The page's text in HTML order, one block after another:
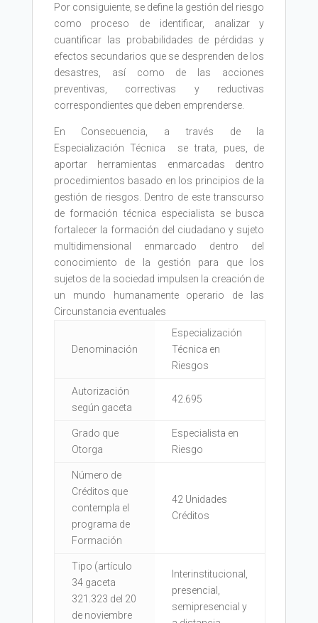
Por consiguiente, se define la gestión del riesgo
como proceso de identificar, analizar y
cuantificar las probabilidades de pérdidas y
efectos secundarios que se desprenden de los
desastres, así como de las acciones
preventivas, correctivas y reductivas
correspondientes que deben emprenderse.
En Consecuencia, a través de la
Especialización Técnica se trata, pues, de
aportar herramientas enmarcadas dentro
procedimientos basado en los principios de la
gestión de riesgos. Dentro de este transcurso
de formación técnica especialista se busca
fortalecer la formación del ciudadano y sujeto
multidimensional enmarcado dentro del
conocimiento de la gestión para que los
sujetos de la sociedad impulsen la creación de
un mundo humanamente operario de las
Circunstancia eventuales
Denominación
Especialización
Técnica en
Riesgos
Autorización
según gaceta
42.695
Grado que
Otorga
Especialista en
Riesgo
Número de
Créditos que
contempla el
programa de
Formación
42 Unidades
Créditos
Tipo (artículo
34 gaceta
321.323 del 20
de noviembre
Interinstitucional,
presencial,
semipresencial y